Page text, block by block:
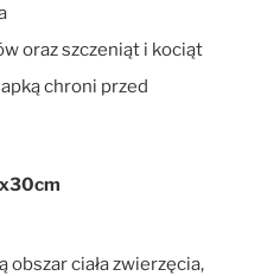
oraz szczeniąt i kociąt
chroni przed
ciała zwierzęcia,